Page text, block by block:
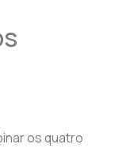
os quatro